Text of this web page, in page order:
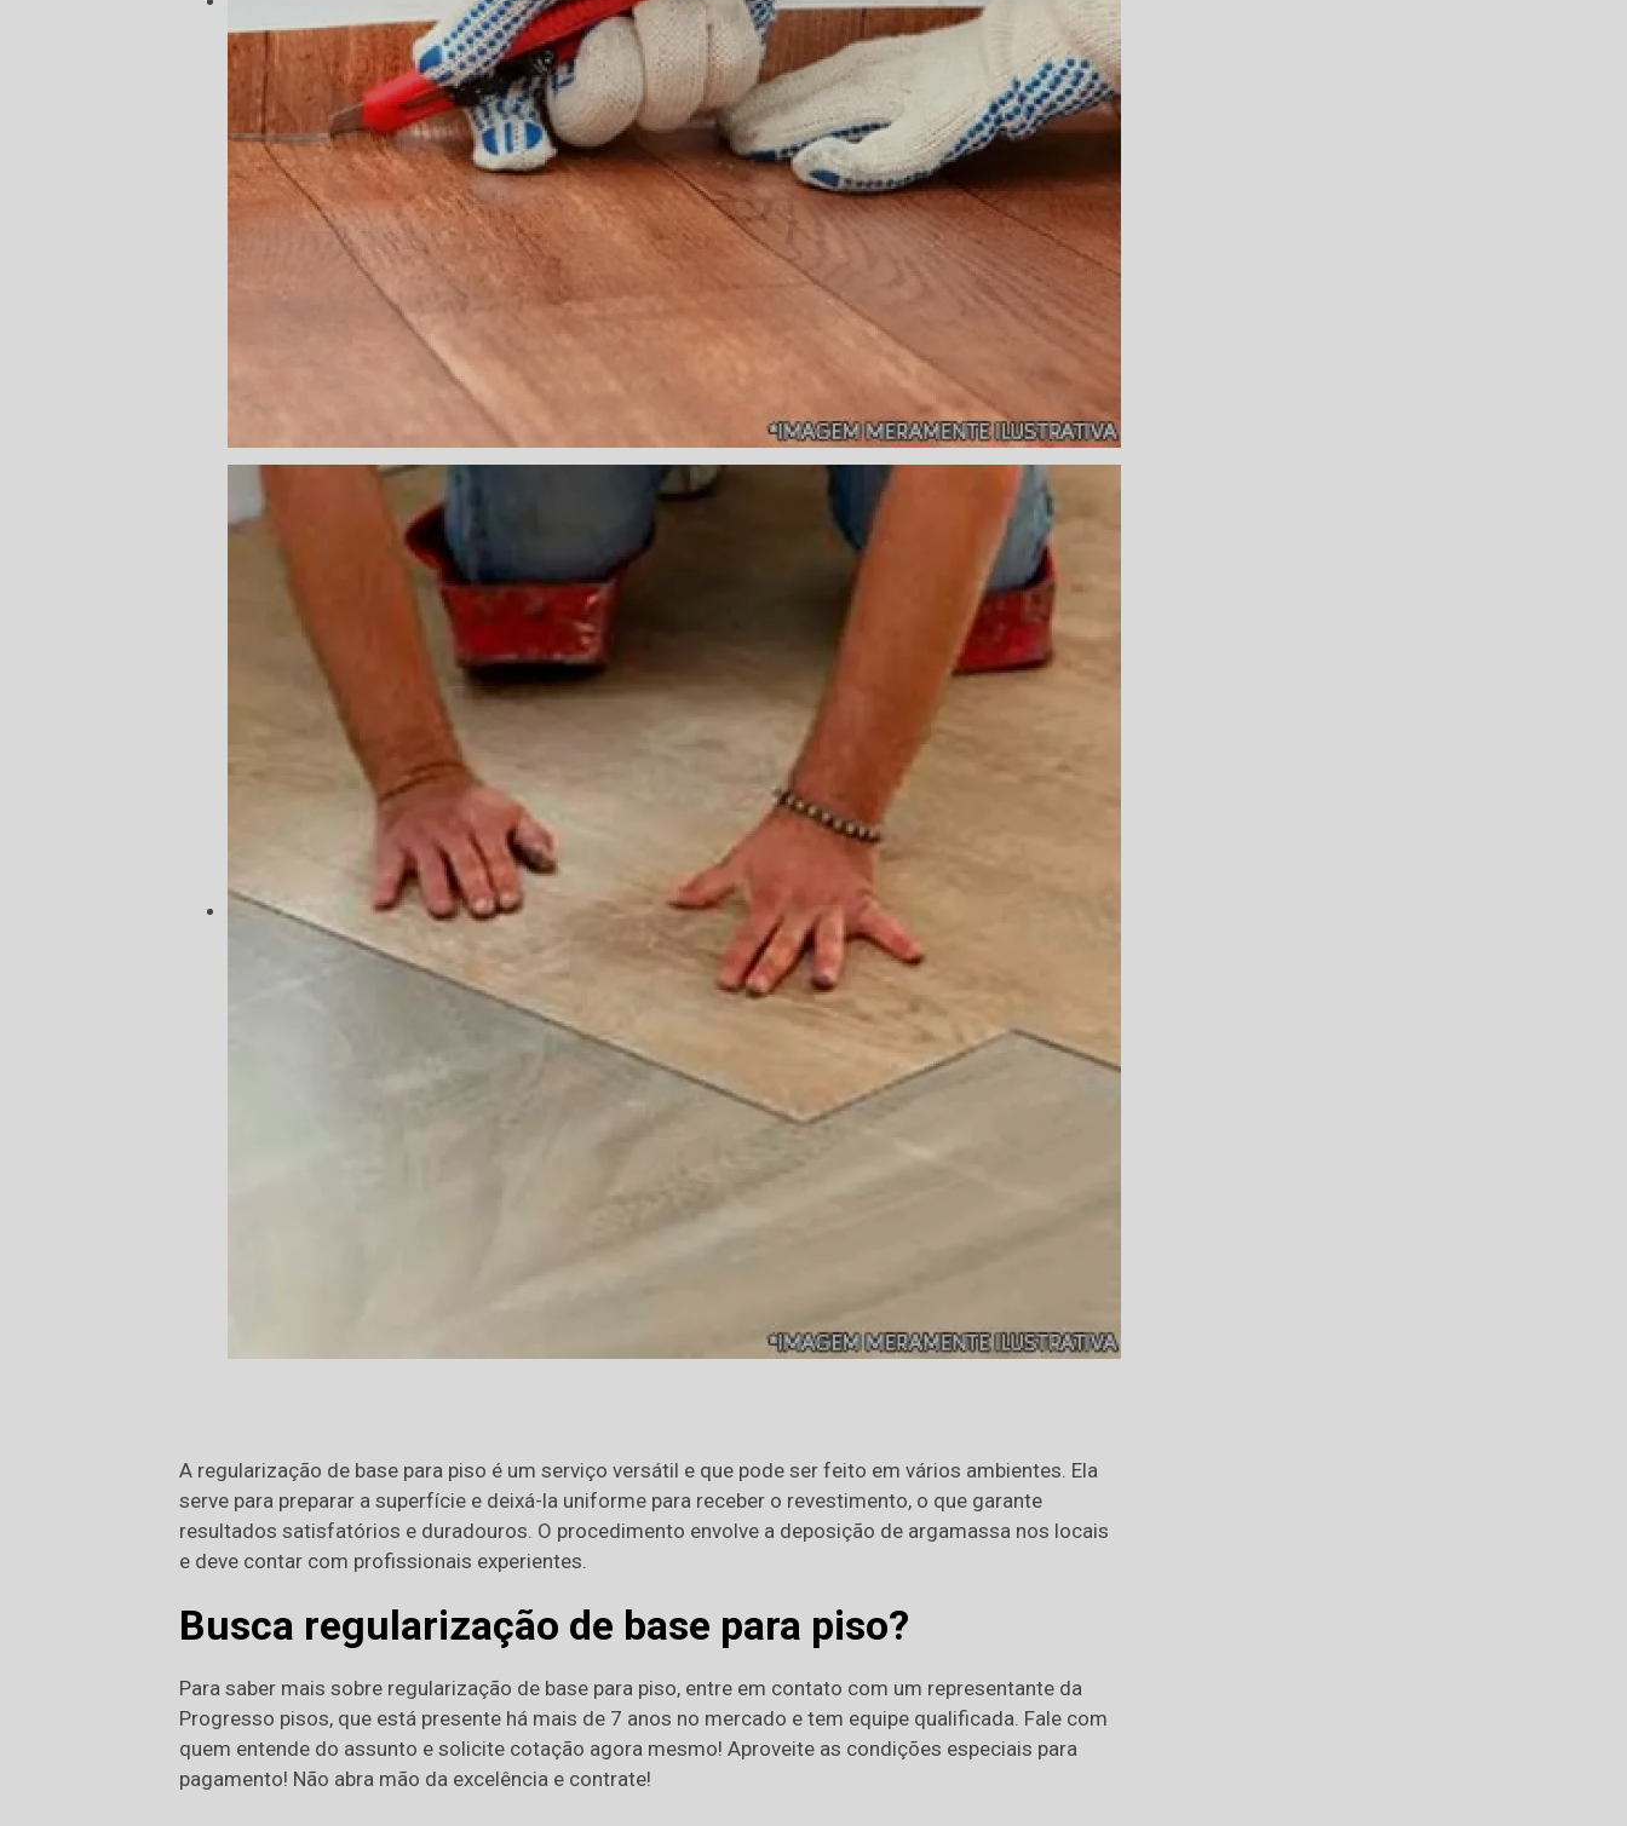
A regularização de base para piso é um serviço versátil e que pode ser feito em vários ambientes. Ela
serve para preparar a superfície e deixá-la uniforme para receber o revestimento, o que garante
resultados satisfatórios e duradouros. O procedimento envolve a deposição de argamassa nos locais
e deve contar com profissionais experientes.
Busca regularização de base para piso?
Para saber mais sobre regularização de base para piso, entre em contato com um representante da
Progresso pisos, que está presente há mais de 7 anos no mercado e tem equipe qualificada. Fale com
quem entende do assunto e solicite cotação agora mesmo! Aproveite as condições especiais para
pagamento! Não abra mão da excelência e contrate!